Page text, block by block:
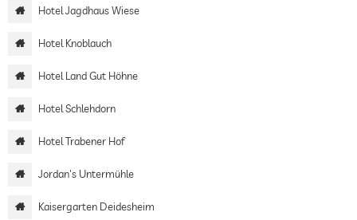
Hotel Jagdhaus Wiese
Hotel Knoblauch
Hotel Land Gut Höhne
Hotel Schlehdorn
Hotel Trabener Hof
Jordan's Untermühle
Kaisergarten Deidesheim